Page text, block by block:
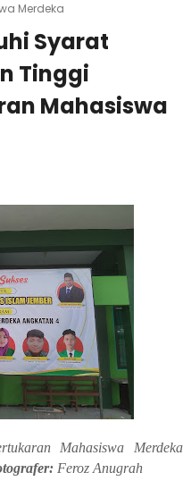
Merdeka
Syarat
Tinggi
Mahasiswa
Mahasiswa Merdeka
Feroz Anugrah